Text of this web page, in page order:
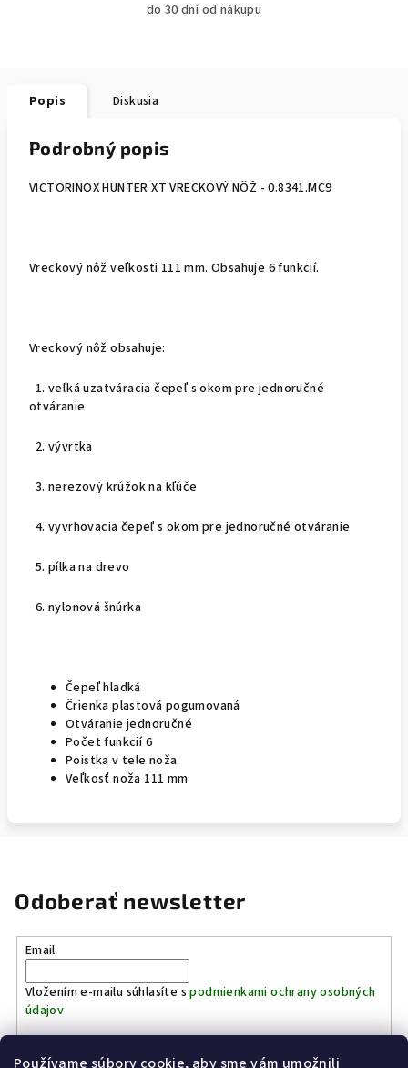
Používame súbory cookie, aby sme vám umožnili
do 30 dní od nákupu
Popis Diskusia
Podrobný popis
VICTORINOX HUNTER XT VRECKOVÝ NÔŽ - 0.8341.MC9
Vreckový nôž veľkosti 111 mm. Obsahuje 6 funkcií.
Vreckový nôž obsahuje:
1. veľká uzatváracia čepeľ s okom pre jednoručné
otváranie
2. vývrtka
3. nerezový krúžok na kľúče
4. vyvrhovacia čepeľ s okom pre jednoručné otváranie
5. pílka na drevo
6. nylonová šnúrka
Čepeľ hladká
Črienka plastová pogumovaná
Otváranie jednoručné
Počet funkcií 6
Poistka v tele noža
Veľkosť noža 111 mm
Odoberať newsletter
Email
Vložením e-mailu súhlasíte spodmienkami ochrany osobných
údajov
Prihlásiť sa